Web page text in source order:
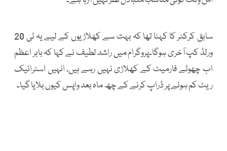
سابق کرکٹر کا کہنا تھا کہ بہت سے کھلاڑیوں کے لیے یہ ٹی 20
ورلڈ کپ آخری ہوگا۔پروگرام میں راشد لطیف نے کہا کہ بابر اعظم
اب چھوٹے فارمیٹ کے کھلاڑی نہیں رہے ہیں، انہیں اسٹرائیک
ریٹ کم ہونے پر ڈراپ کرنے کے چھ ماہ بعد واپس کیوں بلایا گیا۔